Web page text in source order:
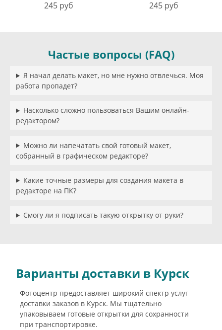
245 руб
245 руб
Частые вопросы (FAQ)
Я начал делать макет, но мне нужно отвлечься. Моя
работа пропадет?
Насколько сложно пользоваться Вашим онлайн-
редактором?
Можно ли напечатать свой готовый макет,
собранный в графическом редакторе?
Какие точные размеры для создания макета в
редакторе на ПК?
Смогу ли я подписать такую открытку от руки?
Варианты доставки в Курск
Фотоцентр предоставляет широкий спектр услуг
доставки заказов в Курск. Мы тщательно
упаковываем готовые открытки для сохранности
при транспортировке.